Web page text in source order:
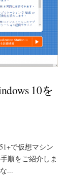
10を
で仮想マシン
順をご紹介しま
...